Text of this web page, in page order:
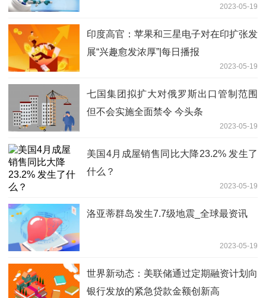
2023-05-19
印度高官：苹果和三星电子对在印扩张发
展“兴趣愈发浓厚”|每日播报
2023-05-19
七国集团拟扩大对俄罗斯出口管制范围
但不会实施全面禁令 今头条
2023-05-19
美国4月成屋销售同比大降23.2% 发生了
什么？
2023-05-19
洛亚蒂群岛发生7.7级地震_全球最资讯
2023-05-19
世界新动态：美联储通过定期融资计划向
银行发放的紧急贷款金额创新高